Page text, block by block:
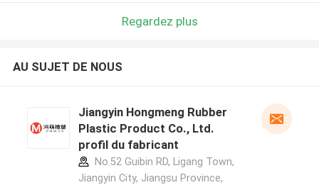
Regardez plus
AU SUJET DE NOUS
Jiangyin Hongmeng Rubber
Plastic Product Co., Ltd.
profil du fabricant
No.52 Guibin RD, Ligang Town,
Jiangyin City, Jiangsu Province,